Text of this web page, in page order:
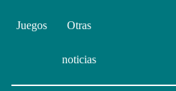
Juegos Otras
noticias